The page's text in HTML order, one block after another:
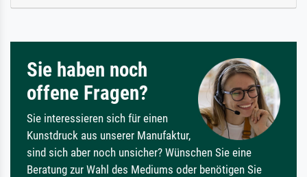
Sie haben noch
offene Fragen?
Sie interessieren sich für einen
Kunstdruck aus unserer Manufaktur,
sind sich aber noch unsicher? Wünschen Sie eine
Beratung zur Wahl des Mediums oder benötigen Sie